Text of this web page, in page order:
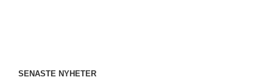
SENASTE NYHETER